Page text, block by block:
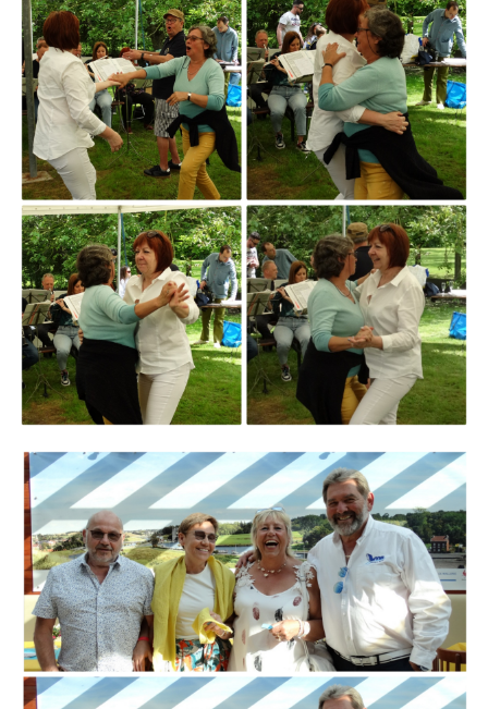
ARMCHAIR
Branding
ARMCHAIR